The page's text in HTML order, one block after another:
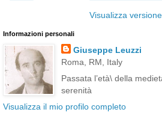
Visualizza
Informazioni personali
Giuseppe Leuzzi
Roma, RM, Italy
Passata l’età\ della
serenità
Visualizza il mio profilo completo